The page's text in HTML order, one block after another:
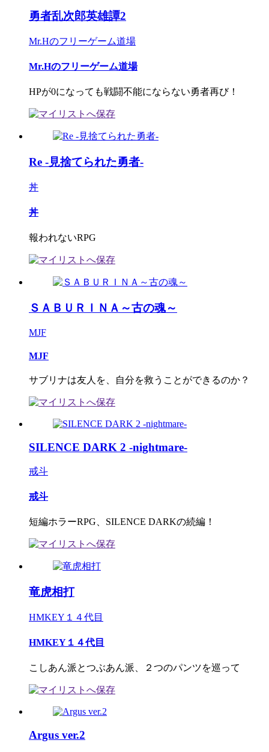
勇者乱次郎英雄譚2
Mr.Hのフリーゲーム道場
Mr.Hのフリーゲーム道場
HPが0になっても戦闘不能にならない勇者再び！
Re -見捨てられた勇者-
丼
丼
報われないRPG
ＳＡＢＵＲＩＮＡ～古の魂～
MJF
MJF
サブリナは友人を、自分を救うことができるのか？
SILENCE DARK 2 -nightmare-
戒斗
戒斗
短編ホラーRPG、SILENCE DARKの続編！
竜虎相打
HMKEY１４代目
HMKEY１４代目
こしあん派とつぶあん派、２つのパンツを巡って
Argus ver.2